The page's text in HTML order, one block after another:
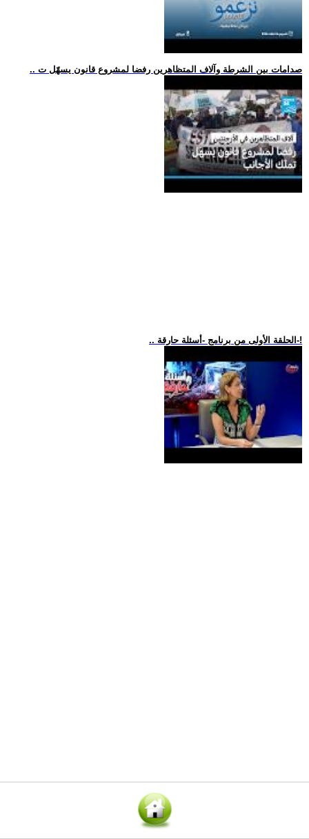
.. صدامات بين الشرطة وآلاف المتظاهرين رفضا لمشروع قانون يسهّل ت
.. الحلقة الأولى من برنامج -أسئلة حارقة-!